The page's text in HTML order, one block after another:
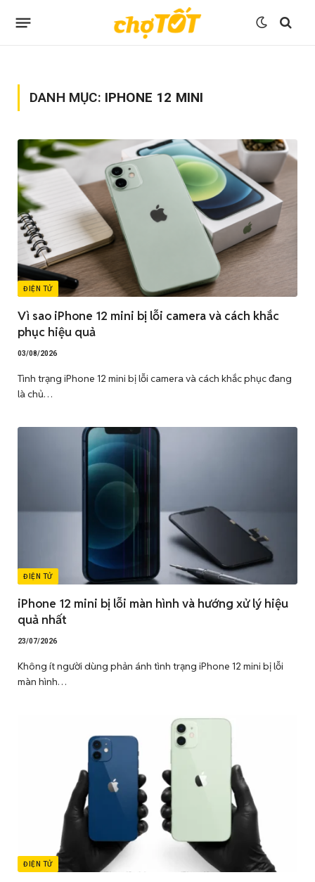
DANH MỤC: IPHONE 12 MINI
ĐIỆN TỬ
Vì sao iPhone 12 mini bị lỗi camera và cách khắc
phục hiệu quả
03/08/2026
Tình trạng iPhone 12 mini bị lỗi camera và cách khắc phục đang
là chủ…
ĐIỆN TỬ
iPhone 12 mini bị lỗi màn hình và hướng xử lý hiệu
quả nhất
23/07/2026
Không ít người dùng phản ánh tình trạng iPhone 12 mini bị lỗi
màn hình…
ĐIỆN TỬ